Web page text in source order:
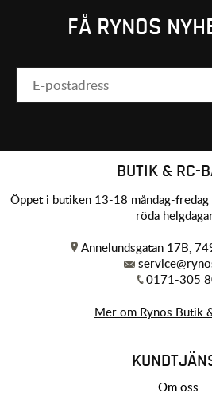
FÅ RYNOS
BUTIK & RC-
Öppet i butiken 13-18 måndag-
röda
Annelundsgatan 17B,
0171-305
Mer om Rynos Butik
Om oss